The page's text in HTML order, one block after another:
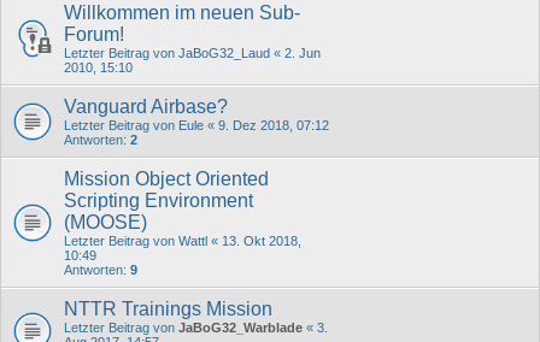
Willkommen im neuen Sub-
Forum!
Letzter Beitrag von JaBoG32_Laud « 2. Jun
2010, 15:10
Vanguard Airbase?
Letzter Beitrag von Eule « 9. Dez 2018, 07:12
Antworten: 2
Mission Object Oriented
Scripting Environment
(MOOSE)
Letzter Beitrag von Wattl « 13. Okt 2018,
10:49
Antworten: 9
NTTR Trainings Mission
Letzter Beitrag von JaBoG32_Warblade « 3.